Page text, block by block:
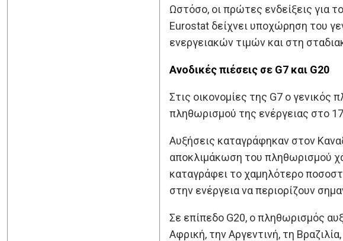
Ωστόσο, οι πρώτες ενδείξεις για
Eurostat δείχνει υποχώρηση του
ενεργειακών τιμών και στη
Ανοδικές πιέσεις σε G7 και G20
Στις οικονομίες της G7 ο γενικός
πληθωρισμού της ενέργειας στο
Αυξήσεις καταγράφηκαν στον
αποκλιμάκωση του πληθωρισμού
καταγράφει το χαμηλότερο
στην ενέργεια να περιορίζουν
Σε επίπεδο G20, ο πληθωρισμός
Αφρική, την Αργεντινή, τη